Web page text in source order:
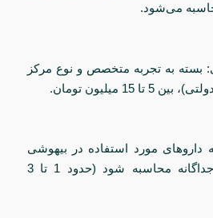
می‌شود.
به تجربه متخصص و نوع مرکز
میلیون تومان.
داروهای مورد استفاده در بیهوشی
ممکن است به‌صورت جداگانه محاسبه شود (حدود 1 تا 3